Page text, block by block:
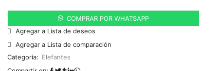
COMPRAR POR WHATSAPP
Agregar a Lista de deseos
Agregar a Lista de comparación
Categoría: Elefantes